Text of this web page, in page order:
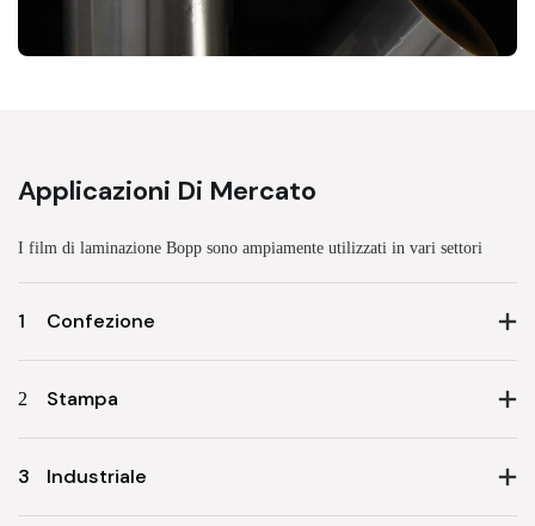
Applicazioni Di Mercato
I film di laminazione Bopp sono ampiamente utilizzati in vari settori
1 Confezione
2 Stampa
3 Industriale